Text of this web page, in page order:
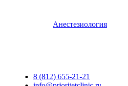
Анестезиология
8 (812) 655-21-21